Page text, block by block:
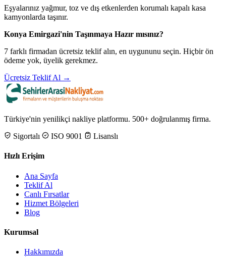
Eşyalarınız yağmur, toz ve dış etkenlerden korumalı kapalı kasa
kamyonlarda taşınır.
Konya Emirgazi'nin Taşınmaya Hazır mısınız?
7 farklı firmadan ücretsiz teklif alın, en uygununu seçin. Hiçbir ön
ödeme yok, üyelik gerekmez.
Ücretsiz Teklif Al →
Türkiye'nin yenilikçi nakliye platformu. 500+ doğrulanmış firma.
Sigortalı
ISO 9001 Lisanslı
Hızlı Erişim
Ana Sayfa
Teklif Al
Canlı Fırsatlar
Hizmet Bölgeleri
Blog
Kurumsal
Hakkımızda